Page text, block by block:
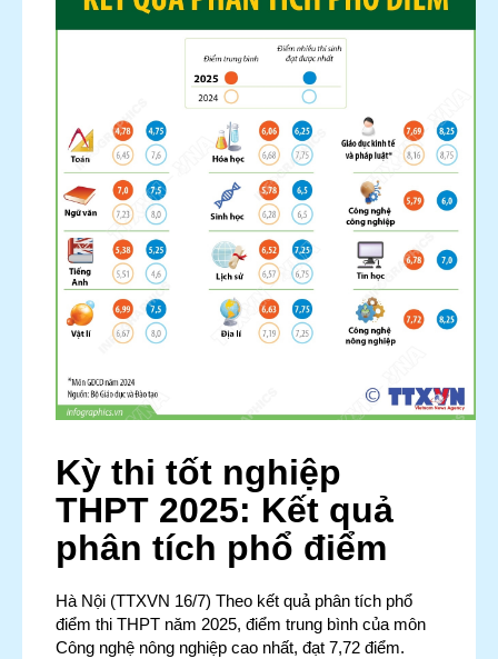
Kỳ thi tốt nghiệp
THPT 2025: Kết quả
phân tích phổ điểm
Hà Nội (TTXVN 16/7) Theo kết quả phân tích phổ
điểm thi THPT năm 2025, điểm trung bình của môn
Công nghệ nông nghiệp cao nhất, đạt 7,72 điểm.